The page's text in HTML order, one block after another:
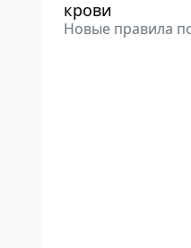
крови
Новые правила